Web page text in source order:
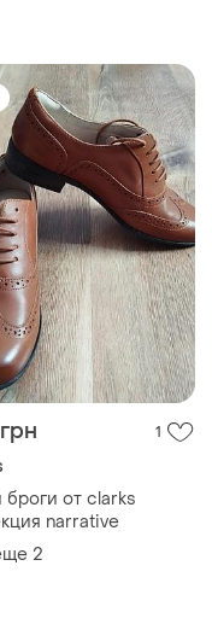
1
броги от clarks
narrative
2